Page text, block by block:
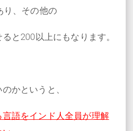
り、その他の
と200以上にもなります。
かというと、
語をインド人全員が理解